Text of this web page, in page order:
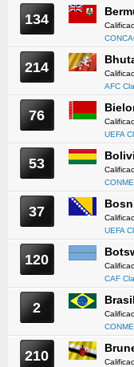
134
214
AFC
76
UEFA
53
37
UEFA
120
CAF
2 Brasil
210